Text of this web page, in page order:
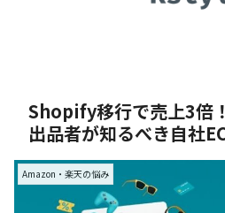
Shopify移行で売上3倍
出品者が知るべき自社
Amazon・楽天の悩み